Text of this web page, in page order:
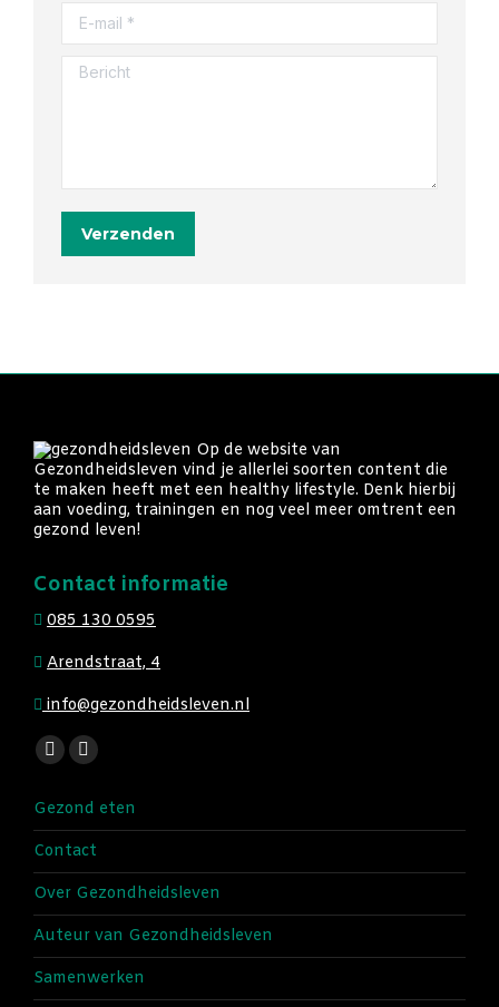
E-mail *
Bericht
Verzenden
Op de website van
Gezondheidsleven vind je allerlei soorten content die
te maken heeft met een healthy lifestyle. Denk hierbij
aan voeding, trainingen en nog veel meer omtrent een
gezond leven!
Contact informatie
085 130 0595
Arendstraat, 4
info@gezondheidsleven.nl
Vind ons op:
Facebook
opens
in
new
Instagram
opens
in
new
Gezond eten
Contact
Over Gezondheidsleven
Auteur van Gezondheidsleven
Samenwerken